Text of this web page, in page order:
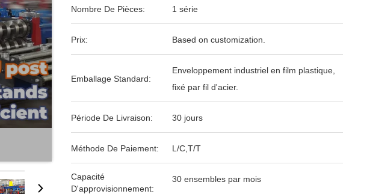
Nombre De Pièces: 1 série
Prix: Based on customization.
Emballage Standard:
Enveloppement industriel en film plastique,
fixé par fil d'acier.
Période De Livraison: 30 jours
Méthode De Paiement: L/C,T/T
Capacité
D'approvisionnement:
30 ensembles par mois